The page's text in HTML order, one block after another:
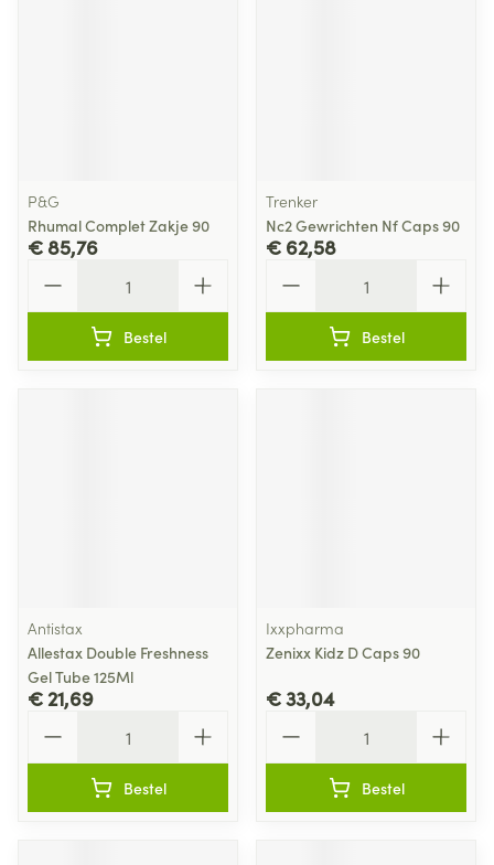
P&G
Rhumal Complet Zakje 90
€ 85,76
Bestel
Trenker
Nc2 Gewrichten Nf Caps 90
€ 62,58
Bestel
Antistax
Allestax Double Freshness
Gel Tube 125Ml
€ 21,69
Bestel
Ixxpharma
Zenixx Kidz D Caps 90
€ 33,04
Bestel